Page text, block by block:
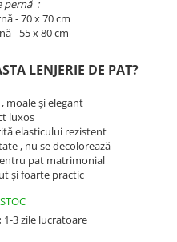
pernă :
- 70 x 70 cm
- 55 x 80 cm
LENJERIE DE PAT?
moale și elegant
luxos
elasticului rezistent
, nu se decolorează
pat matrimonial
și foarte practic
1-3 zile lucratoare